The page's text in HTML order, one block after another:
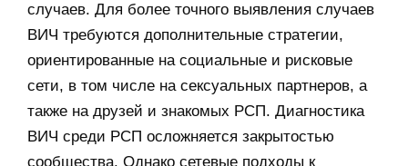
случаев. Для более точного выявления случаев
ВИЧ требуются дополнительные стратегии,
ориентированные на социальные и рисковые
сети, в том числе на сексуальных партнеров, а
также на друзей и знакомых РСП. Диагностика
ВИЧ среди РСП осложняется закрытостью
сообщества. Однако сетевые подходы к